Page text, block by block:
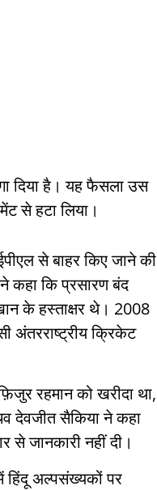
दिया है। यह फैसला उस
से हटा लिया।
से बाहर किए जाने की
कहा कि प्रसारण बंद
के हस्ताक्षर थे। 2008
अंतरराष्ट्रीय क्रिकेट
रहमान को खरीदा था,
देवजीत सैकिया ने कहा
से जानकारी नहीं दी।
हिंदू अल्पसंख्यकों पर